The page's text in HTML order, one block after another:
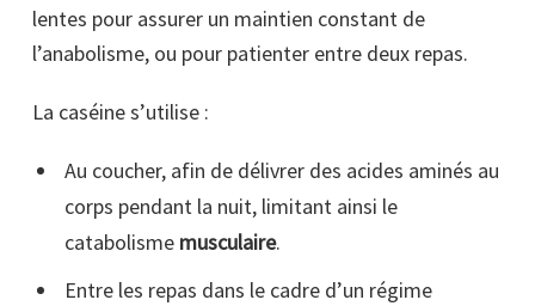
lentes pour assurer un maintien constant de
l’anabolisme, ou pour patienter entre deux repas.
La caséine s’utilise :
Au coucher, afin de délivrer des acides aminés au
corps pendant la nuit, limitant ainsi le
catabolisme musculaire.
Entre les repas dans le cadre d’un régime